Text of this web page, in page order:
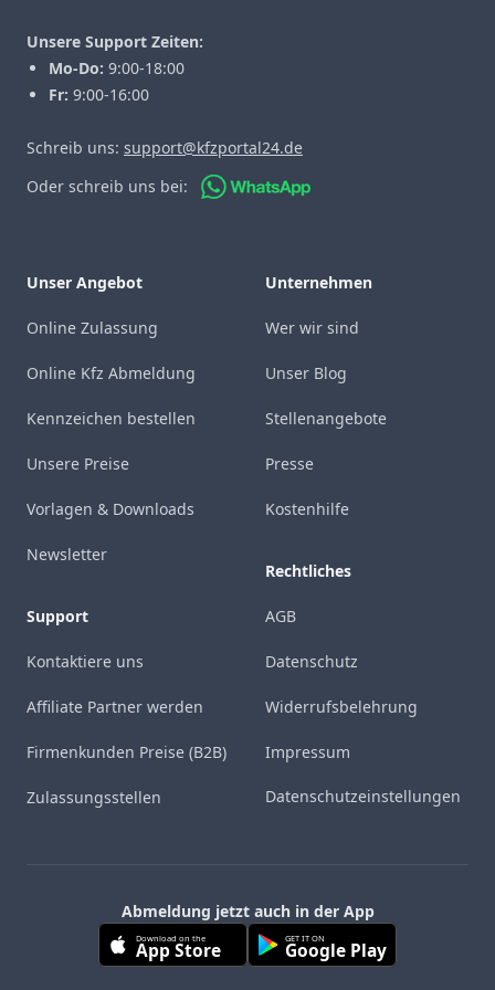
Unsere Support Zeiten:
Mo-Do: 9:00-18:00
Fr: 9:00-16:00
Schreib uns: support@kfzportal24.de
Oder schreib uns bei:
Unser Angebot
Online Zulassung
Online Kfz Abmeldung
Kennzeichen bestellen
Unsere Preise
Vorlagen & Downloads
Newsletter
Support
Kontaktiere uns
Affiliate Partner werden
Firmenkunden Preise (B2B)
Zulassungsstellen
Unternehmen
Wer wir sind
Unser Blog
Stellenangebote
Presse
Kostenhilfe
Rechtliches
AGB
Datenschutz
Widerrufsbelehrung
Impressum
Datenschutzeinstellungen
Abmeldung jetzt auch in der App
Download on the
App Store GET IT ON
Google Play